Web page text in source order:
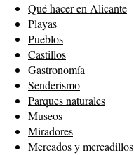
Qué hacer en Alicante
Playas
Pueblos
Castillos
Gastronomía
Senderismo
Parques naturales
Museos
Miradores
Mercados y mercadillos